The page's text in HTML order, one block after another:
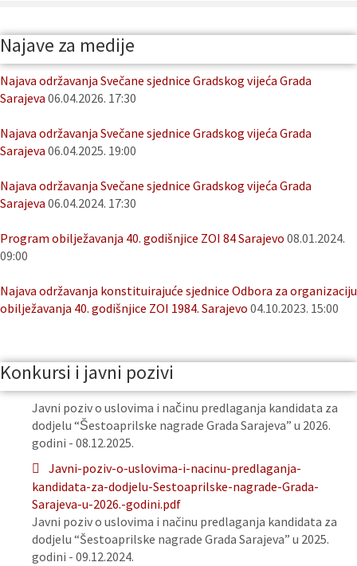
Najave za medije
Najava održavanja Svečane sjednice Gradskog vijeća Grada
Sarajeva 06.04.2026. 17:30
Najava održavanja Svečane sjednice Gradskog vijeća Grada
Sarajeva 06.04.2025. 19:00
Najava održavanja Svečane sjednice Gradskog vijeća Grada
Sarajeva 06.04.2024. 17:30
Program obilježavanja 40. godišnjice ZOI 84 Sarajevo 08.01.2024.
09:00
Najava održavanja konstituirajuće sjednice Odbora za organizaciju
obilježavanja 40. godišnjice ZOI 1984. Sarajevo 04.10.2023. 15:00
Konkursi i javni pozivi
Javni poziv o uslovima i načinu predlaganja kandidata za
dodjelu “Šestoaprilske nagrade Grada Sarajeva” u 2026.
godini - 08.12.2025.
Javni-poziv-o-uslovima-i-nacinu-predlaganja-
kandidata-za-dodjelu-Sestoaprilske-nagrade-Grada-
Sarajeva-u-2026.-godini.pdf
Javni poziv o uslovima i načinu predlaganja kandidata za
dodjelu “Šestoaprilske nagrade Grada Sarajeva” u 2025.
godini - 09.12.2024.